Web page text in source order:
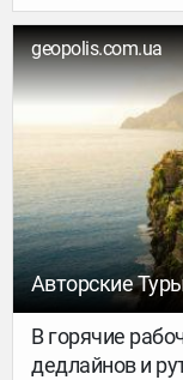
послевкусие?
Португалию —
За
настоящую
Португалия
geopolis.com.ua
Авторские
В горячие
дедлайнов и